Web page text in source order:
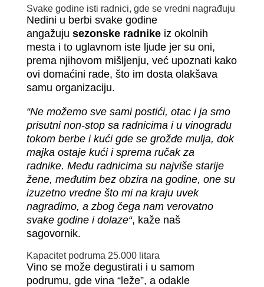
Svake godine isti radnici, gde se vredni nagrađuju
Nedini u berbi svake godine
angažuju sezonske radnikeiz okolnih
mesta i to uglavnom iste ljude jer su oni,
prema njihovom mišljenju, već upoznati kako
ovi domaćini rade, što im dosta olakšava
samu organizaciju.
“Ne možemo sve sami postići, otac i ja smo
prisutni non-stop sa radnicima i u vinogradu
tokom berbe i kući gde se grožđe mulja, dok
majka ostaje kući i sprema ručak za
radnike. Među radnicima su najviše starije
žene, međutim bez obzira na godine, one su
izuzetno vredne što mi na kraju uvek
nagradimo, a zbog čega nam verovatno
svake godine i dolaze“, kaže naš
sagovornik.
Kapacitet podruma 25.000 litara
Vino se može degustirati i u samom
podrumu, gde vina “leže”, a odakle